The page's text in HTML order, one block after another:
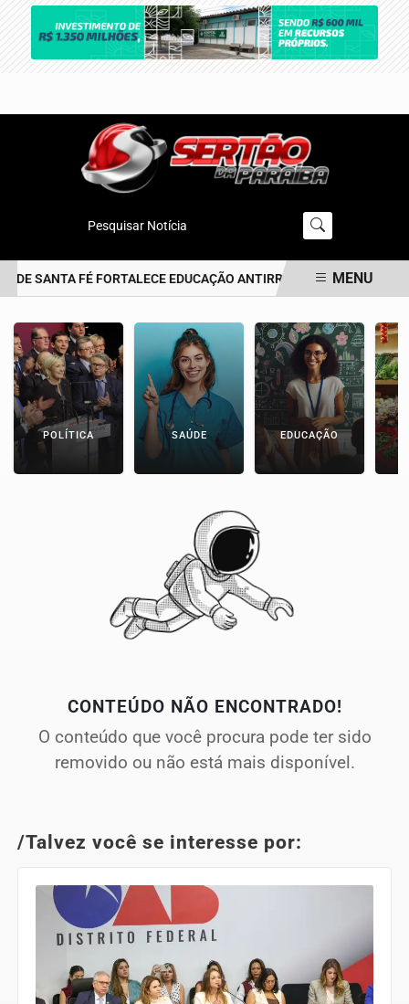
Pesquisar Notícia
DE SANTA FÉ FORTALECE EDUCAÇÃO ANTIRRACISTA DESDE A
MENU
POLÍTICA SAÚDE EDUCAÇÃO
CONTEÚDO NÃO ENCONTRADO!
O conteúdo que você procura pode ter sido
removido ou não está mais disponível.
/Talvez você se interesse por: